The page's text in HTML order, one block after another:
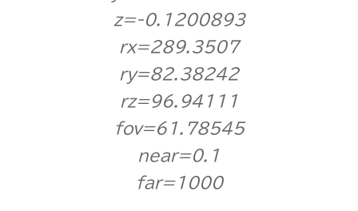
z=-0.1200893
rx=289.3507
ry=82.38242
rz=96.94111
fov=61.78545
near=0.1
far=1000